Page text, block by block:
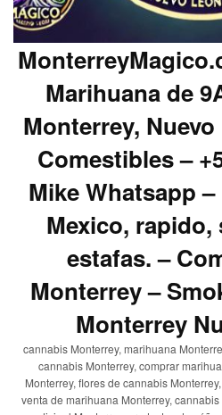
Marihuana de
Monterrey,
Comestibles –
Mike Whatsapp
Mexico,
estafas. –
Monterrey –
Monterrey
cannabis Monterrey, marihuana
cannabis Monterrey, comprar
Monterrey, flores de cannabis
venta de marihuana Monterrey,